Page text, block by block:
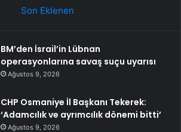
Son Eklenen
BM’den İsrail’in Lübnan
operasyonlarına savaş suçu uyarısı
Ağustos 9, 2026
CHP Osmaniye İl Başkanı Tekerek:
‘Adamcılık ve ayrımcılık dönemi bitti’
Ağustos 9, 2026